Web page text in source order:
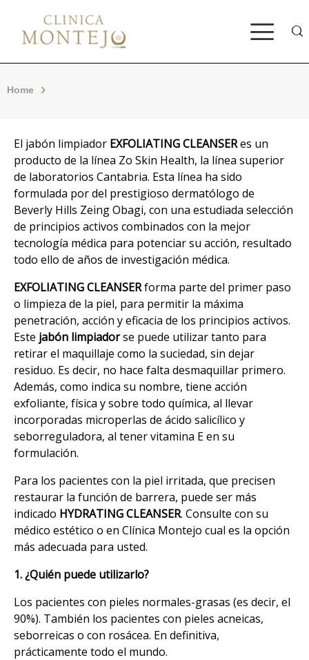
Home
El jabón limpiador EXFOLIATING CLEANSERes un
producto de la línea Zo Skin Health, la línea superior
de laboratorios Cantabria. Esta línea ha sido
formulada por del prestigioso dermatólogo de
Beverly Hills Zeing Obagi, con una estudiada selección
de principios activos combinados con la mejor
tecnología médica para potenciar su acción, resultado
todo ello de años de investigación médica.
EXFOLIATING CLEANSERforma parte del primer paso
o limpieza de la piel, para permitir la máxima
penetración, acción y eficacia de los principios activos.
Este jabón limpiadorse puede utilizar tanto para
retirar el maquillaje como la suciedad, sin dejar
residuo. Es decir, no hace falta desmaquillar primero.
Además, como indica su nombre, tiene acción
exfoliante, física y sobre todo química, al llevar
incorporadas microperlas de ácido salicílico y
seborreguladora, al tener vitamina E en su
formulación.
Para los pacientes con la piel irritada, que precisen
restaurar la función de barrera, puede ser más
indicado HYDRATING CLEANSER. Consulte con su
médico estético o en Clínica Montejo cual es la opción
más adecuada para usted.
1. ¿Quién puede utilizarlo?
Los pacientes con pieles normales-grasas (es decir, el
90%). También los pacientes con pieles acneicas,
seborreicas o con rosácea. En definitiva,
prácticamente todo el mundo.